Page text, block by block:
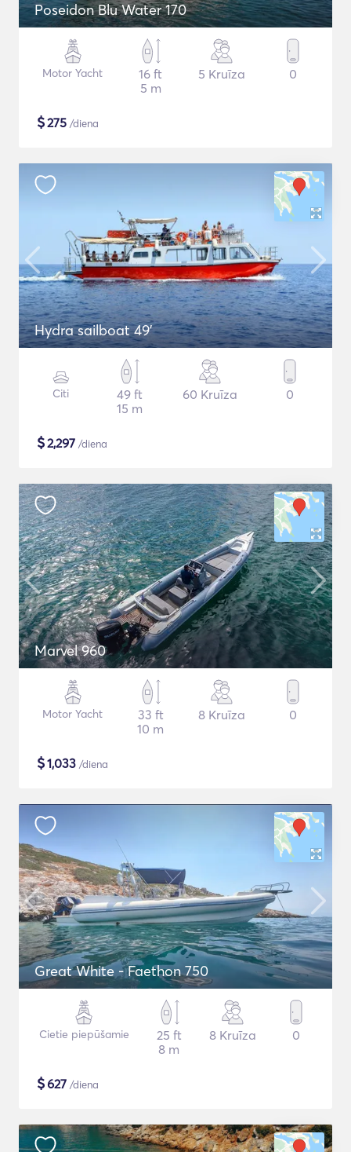
Poseidon Blu Water 170
Motor Yacht
16 ft
5 m
5 Kruīza 0
$275 /diena
Hydra sailboat 49'
Citi
49 ft
15 m
60 Kruīza 0
$2,297 /diena
Marvel 960
Motor Yacht
33 ft
10 m
8 Kruīza 0
$1,033 /diena
Great White - Faethon 750
Cietie piepūšamie
25 ft
8 m
8 Kruīza 0
$627 /diena